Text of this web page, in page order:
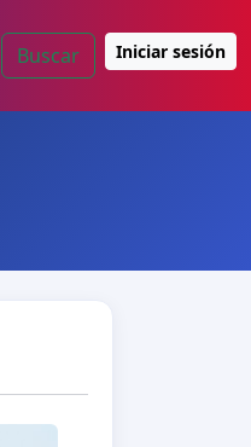
Buscar Iniciar sesión